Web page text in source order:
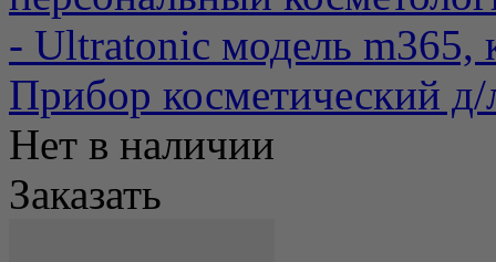
- Ultratonic модель m365,
Прибор косметический
Нет в наличии
Заказать